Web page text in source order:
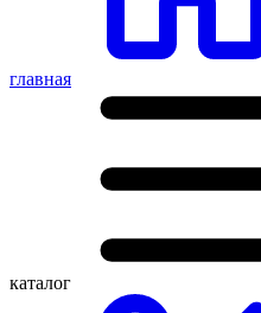
главная
каталог